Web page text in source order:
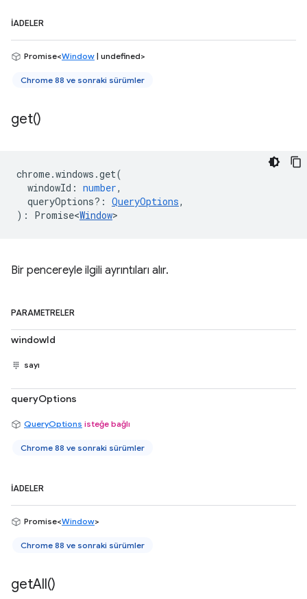
İADELER
Promise<Window | undefined>
Chrome 88 ve sonraki sürümler
get()
chrome.windows .get(
windowId : number,
queryOptions? : QueryOptions,
) : Promise<Window>
Bir pencereyle ilgili ayrıntıları alır.
PARAMETRELER
windowId
sayı
queryOptions
QueryOptions isteğe bağlı
Chrome 88 ve sonraki sürümler
İADELER
Promise<Window>
Chrome 88 ve sonraki sürümler
getAll()